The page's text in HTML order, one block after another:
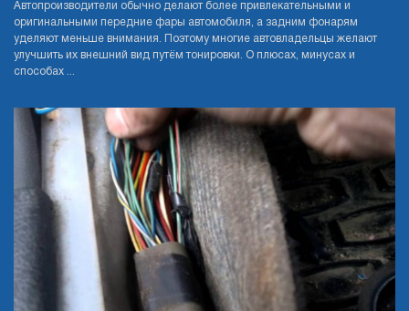
Автопроизводители обычно делают более привлекательными и
оригинальными передние фары автомобиля, а задним фонарям
уделяют меньше внимания. Поэтому многие автовладельцы желают
улучшить их внешний вид путём тонировки. О плюсах, минусах и
способах ...